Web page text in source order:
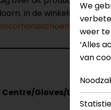
In de winkels kun je
Gloves/Lava
We
weer
‘Alles
van